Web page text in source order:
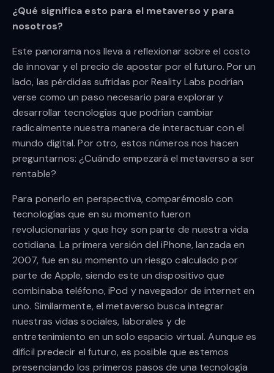
¿Qué significa esto para el metaverso y para
nosotros?
Este panorama nos lleva a reflexionar sobre el costo
de innovar y el precio de apostar por el futuro. Por un
lado, las pérdidas sufridas por Reality Labs podrían
verse como un paso necesario para explorar y
desarrollar tecnologías que podrían cambiar
radicalmente nuestra manera de interactuar con el
mundo digital. Por otro, estos números nos hacen
preguntarnos: ¿Cuándo empezará el metaverso a ser
rentable?
Para ponerlo en perspectiva, comparémoslo con
tecnologías que en su momento fueron
revolucionarias y que hoy son parte de nuestra vida
cotidiana. La primera versión del iPhone, lanzada en
2007, fue en su momento un riesgo calculado por
parte de Apple, siendo este un dispositivo que
combinaba teléfono, iPod y navegador de internet en
uno. Similarmente, el metaverso busca integrar
nuestras vidas sociales, laborales y de
entretenimiento en un solo espacio virtual. Aunque es
difícil predecir el futuro, es posible que estemos
presenciando los primeros pasos de una tecnología